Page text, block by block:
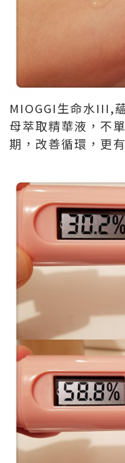
MIOGGI生命水III,
母萃取精華液，不
期，改善循環，更